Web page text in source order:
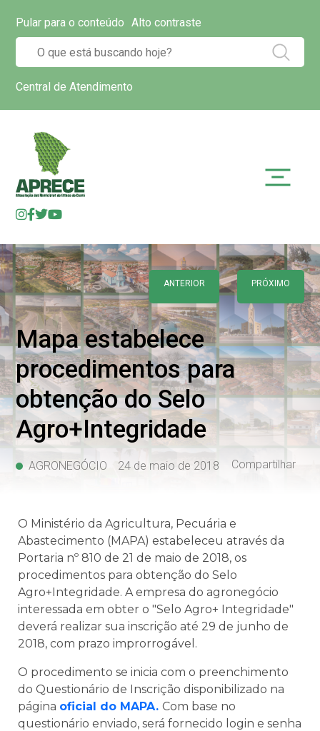
Pular para o conteúdo Alto contraste
Central de Atendimento
ANTERIOR PRÓXIMO
Mapa estabelece
procedimentos para
obtenção do Selo
Agro+Integridade
AGRONEGÓCIO 24 de maio de 2018 Compartilhar
O Ministério da Agricultura, Pecuária e
Abastecimento (MAPA) estabeleceu através da
Portaria nº 810 de 21 de maio de 2018, os
procedimentos para obtenção do Selo
Agro+Integridade. A empresa do agronegócio
interessada em obter o "Selo Agro+ Integridade"
deverá realizar sua inscrição até 29 de junho de
2018, com prazo improrrogável.
O procedimento se inicia com o preenchimento
do Questionário de Inscrição disponibilizado na
página oficial do MAPA. Com base no
questionário enviado, será fornecido login e senha